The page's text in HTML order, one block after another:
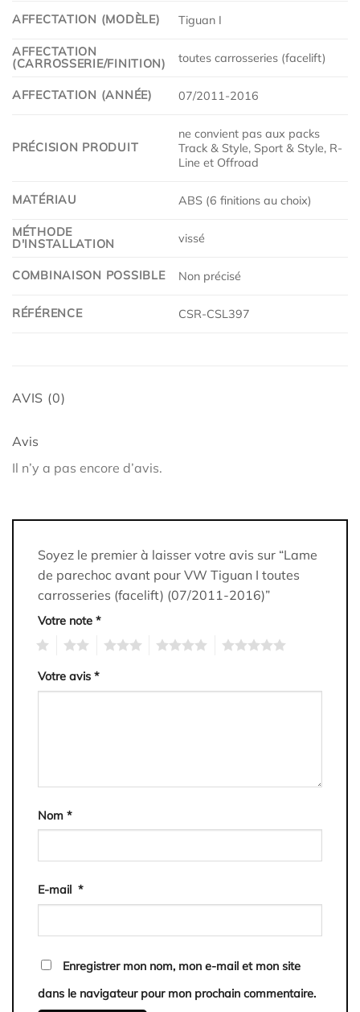
AFFECTATION (MODÈLE) Tiguan I
AFFECTATION
(CARROSSERIE/FINITION)
toutes carrosseries (facelift)
AFFECTATION (ANNÉE) 07/2011-2016
PRÉCISION PRODUIT
ne convient pas aux packs
Track & Style, Sport & Style, R-
Line et Offroad
MATÉRIAU ABS (6 finitions au choix)
MÉTHODE
D'INSTALLATION
vissé
COMBINAISON POSSIBLE Non précisé
RÉFÉRENCE CSR-CSL397
AVIS (0)
Avis
Il n’y a pas encore d’avis.
Soyez le premier à laisser votre avis sur “Lame
de parechoc avant pour VW Tiguan I toutes
carrosseries (facelift) (07/2011-2016)”
Votre note *
Votre avis *
Nom *
E-mail *
Enregistrer mon nom, mon e-mail et mon site
dans le navigateur pour mon prochain commentaire.